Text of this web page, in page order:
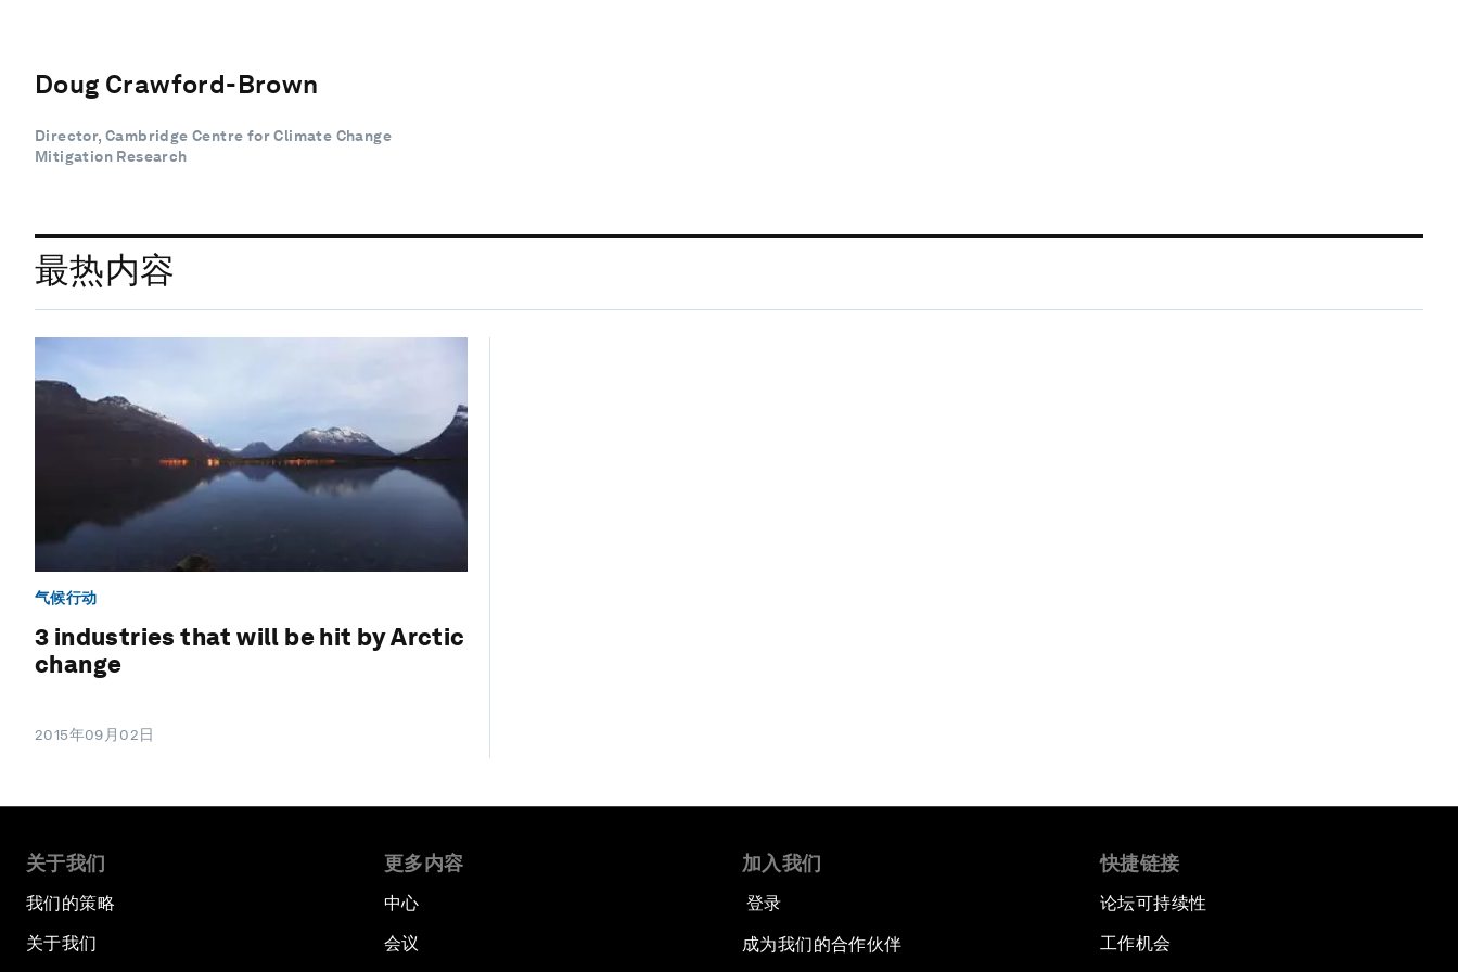
Doug Crawford-Brown
Director, Cambridge Centre for Climate Change
Mitigation Research
最热内容
气候行动
3 industries that will be hit by Arctic
change
2015年09月02日
关于我们
我们的策略
关于我们
更多内容
中心
会议
加入我们
登录
成为我们的合作伙伴
快捷链接
论坛可持续性
工作机会